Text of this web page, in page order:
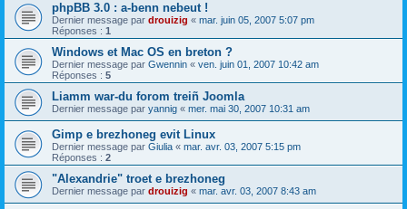
phpBB 3.0 : a-benn nebeut !
Dernier message par drouizig « mar. juin 05, 2007 5:07 pm
Réponses : 1
Windows et Mac OS en breton ?
Dernier message par Gwennin « ven. juin 01, 2007 10:42 am
Réponses : 5
Liamm war-du forom treiñ Joomla
Dernier message par yannig « mer. mai 30, 2007 10:31 am
Gimp e brezhoneg evit Linux
Dernier message par Giulia « mar. avr. 03, 2007 5:15 pm
Réponses : 2
"Alexandrie" troet e brezhoneg
Dernier message par drouizig « mar. avr. 03, 2007 8:43 am